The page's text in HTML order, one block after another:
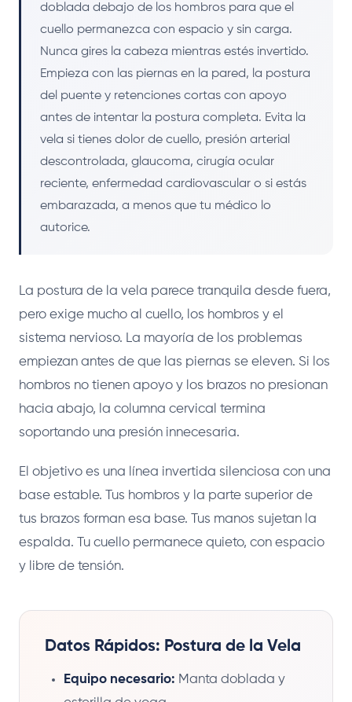
doblada debajo de los hombros para que el
cuello permanezca con espacio y sin carga.
Nunca gires la cabeza mientras estés invertido.
Empieza con las piernas en la pared, la postura
del puente y retenciones cortas con apoyo
antes de intentar la postura completa. Evita la
vela si tienes dolor de cuello, presión arterial
descontrolada, glaucoma, cirugía ocular
reciente, enfermedad cardiovascular o si estás
embarazada, a menos que tu médico lo
autorice.
La postura de la vela parece tranquila desde fuera,
pero exige mucho al cuello, los hombros y el
sistema nervioso. La mayoría de los problemas
empiezan antes de que las piernas se eleven. Si los
hombros no tienen apoyo y los brazos no presionan
hacia abajo, la columna cervical termina
soportando una presión innecesaria.
El objetivo es una línea invertida silenciosa con una
base estable. Tus hombros y la parte superior de
tus brazos forman esa base. Tus manos sujetan la
espalda. Tu cuello permanece quieto, con espacio
y libre de tensión.
Datos Rápidos: Postura de la Vela
Equipo necesario: Manta doblada y